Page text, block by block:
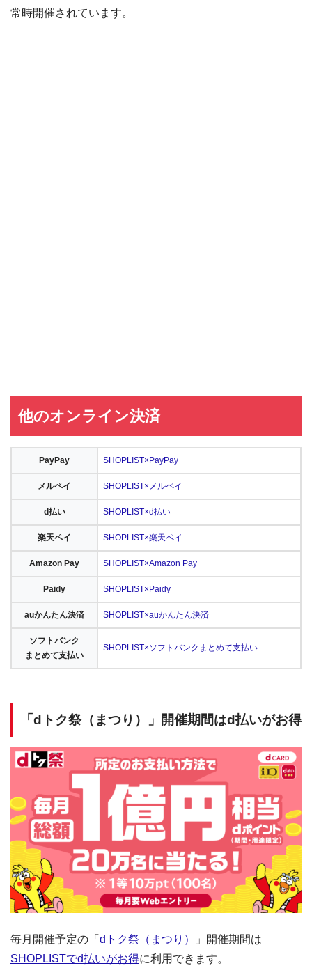
常時開催されています。
他のオンライン決済
PayPay SHOPLIST×PayPay
メルペイ SHOPLIST×メルペイ
d払い SHOPLIST×d払い
楽天ペイ SHOPLIST×楽天ペイ
Amazon Pay SHOPLIST×Amazon Pay
Paidy SHOPLIST×Paidy
auかんたん決済 SHOPLIST×auかんたん決済
ソフトバンク
まとめて支払い
SHOPLIST×ソフトバンクまとめて支払い
「dトク祭（まつり）」開催期間はd払いがお得
毎月開催予定の「 dトク祭（まつり）
」開催期間は
SHOPLISTでd払いがお得に利用できます。